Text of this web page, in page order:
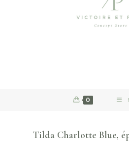
0
Tilda Charlotte Blue,